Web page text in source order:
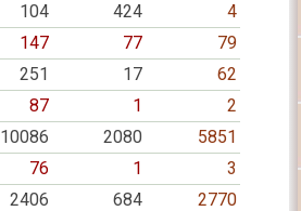
104 424
4
147 77
79
251 17
62
87 1
2
10086 2080
5851
76 1
3
2406 684
2770